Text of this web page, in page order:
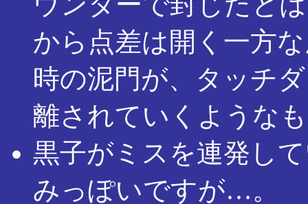
から点差は開く一方
時の泥門が、タッチ
離されていくような
黒子がミスを連発し
みっぽいですが…。